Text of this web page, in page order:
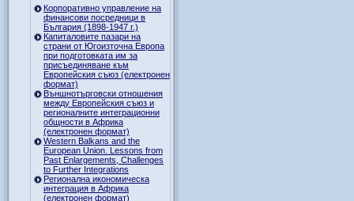
Корпоративно управление на
финансови посредници в
България (1898-1947 г.)
Капиталовите пазари на
страни от Югоизточна Европа
при подготовката им за
присъединяване към
Европейския съюз (електронен
формат)
Външнотърговски отношения
между Европейския съюз и
регионалните интеграционни
общности в Африка
(електронен формат)
Western Balkans and the
European Union. Lessons from
Past Enlargements, Challenges
to Further Integrations
Регионална икономическа
интеграция в Африка
(електронен формат)